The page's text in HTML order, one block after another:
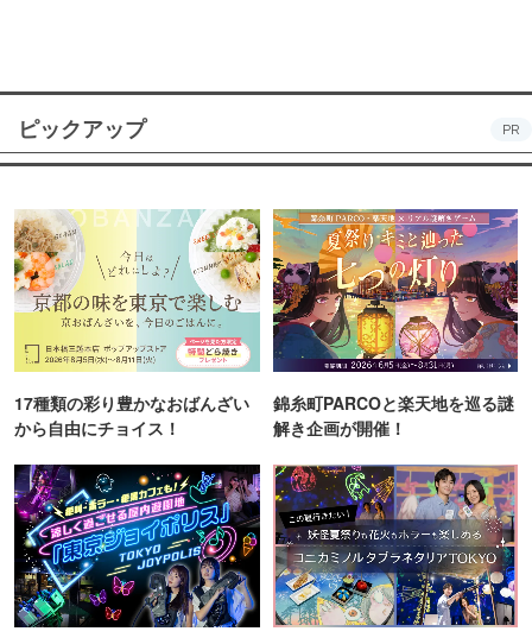
ピックアップ PR
17種類の彩り豊かなおばんざい
から自由にチョイス！
錦糸町PARCOと楽天地を巡る謎
解き企画が開催！